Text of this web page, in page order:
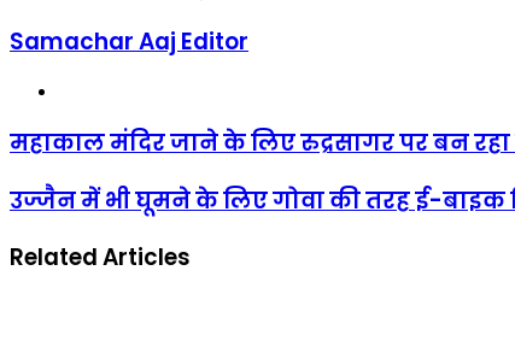
Email
Samachar Aaj Editor
महाकाल मंदिर जाने के लिए रुद्रसागर पर बन रहा
उज्‍जैन में भी घूमने के लिए गोवा की तरह ई-बाइक
Related Articles